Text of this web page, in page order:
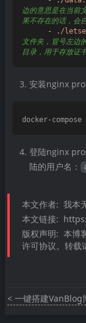
边的意思是在当前
果不存在的话，会
-
./
文件夹，冒号左
目录，用于存放证
安装nginx
登陆nginx
陆的用户名：
本文作者: 我本
本文链接:
版权声明: 本博
许可协议。转载
< 一键搭建VanBlog